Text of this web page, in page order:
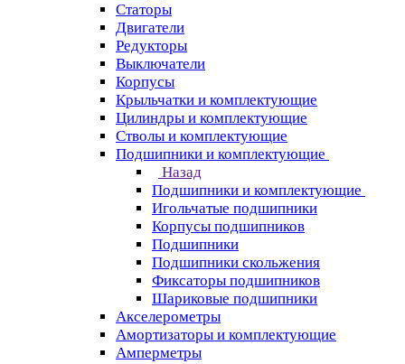
Статоры
Двигатели
Редукторы
Выключатели
Корпусы
Крыльчатки и комплектующие
Цилиндры и комплектующие
Стволы и комплектующие
Подшипники и комплектующие
Назад
Подшипники и комплектующие
Игольчатые подшипники
Корпусы подшипников
Подшипники
Подшипники скольжения
Фиксаторы подшипников
Шариковые подшипники
Акселерометры
Амортизаторы и комплектующие
Амперметры